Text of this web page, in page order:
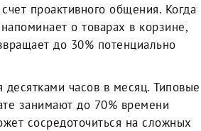
проактивного общения. Когда
о товарах в корзине,
до 30% потенциально
часов в месяц. Типовые
занимают до 70% времени
сосредоточиться на сложных